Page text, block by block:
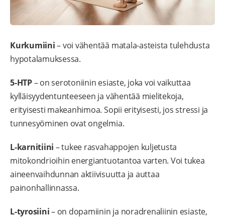
Kurkumiini– voi vähentää matala-asteista tulehdusta
hypotalamuksessa.
5-HTP– on serotoniinin esiaste, joka voi vaikuttaa
kylläisyydentunteeseen ja vähentää mielitekoja,
erityisesti makeanhimoa. Sopii erityisesti, jos stressi ja
tunnesyöminen ovat ongelmia.
L-karnitiini – tukee rasvahappojen kuljetusta
mitokondrioihin energiantuotantoa varten. Voi tukea
aineenvaihdunnan aktiivisuutta ja auttaa
painonhallinnassa.
L-tyrosiini– on dopamiinin ja noradrenaliinin esiaste,